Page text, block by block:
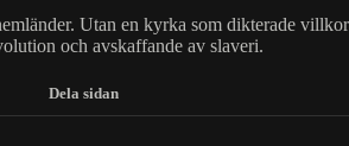
Utan en kyrka som dikterade
och avskaffande av slaveri.